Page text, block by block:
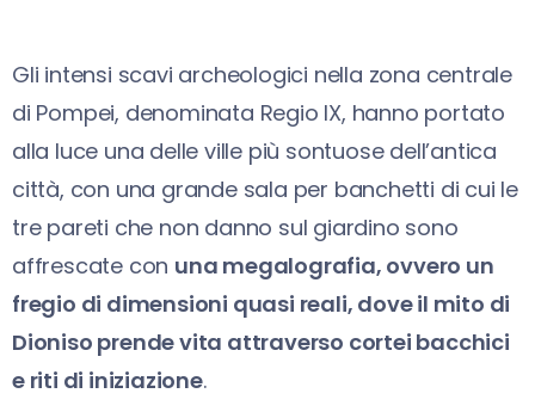
Gli intensi scavi archeologici nella zona centrale
di Pompei, denominata Regio IX, hanno portato
alla luce una delle ville più sontuose dell’antica
città, con una grande sala per banchetti di cui le
tre pareti che non danno sul giardino sono
affrescate con una megalografia, ovvero un
fregio di dimensioni quasi reali, dove il mito di
Dioniso prende vita attraverso cortei bacchici
e riti di iniziazione.